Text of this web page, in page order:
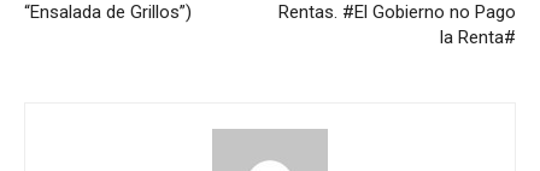
“Ensalada de Grillos”)
Rentas. #El Gobierno no Pago
la Renta#